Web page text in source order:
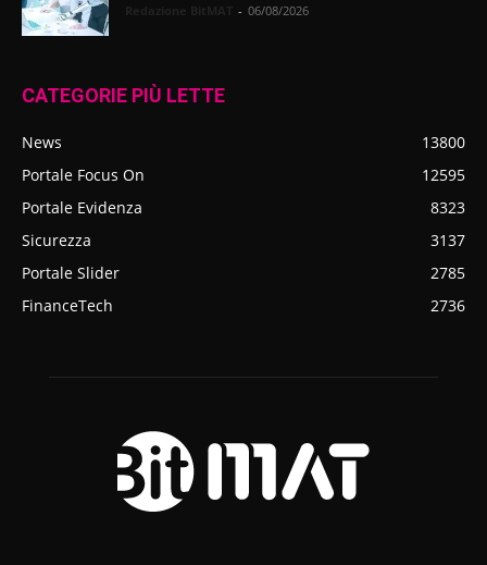
- 06/08/2026
CATEGORIE PIÙ LETTE
News
13800
Portale Focus On
12595
Portale Evidenza
8323
Sicurezza
3137
Portale Slider
2785
FinanceTech
2736